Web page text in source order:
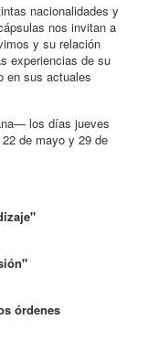
nacionalidades y
nos invitan a
y su relación
experiencias de su
en sus actuales
los días jueves
de mayo y 29 de
órdenes